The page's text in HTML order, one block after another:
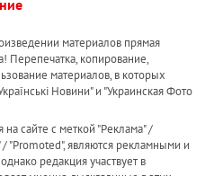
материалов прямая
Перепечатка, копирование,
материалов, в которых
Новини" и "Украинская Фото
сайте с меткой "Реклама" /
"Promoted", являются рекламными и
редакция участвует в